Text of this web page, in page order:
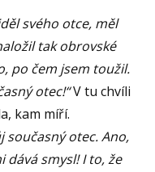
svého otce, měl
tak obrovské
po čem jsem toužil.
otec!“V tu chvíli
kam míří.
současný otec. Ano,
dává smysl! I to, že